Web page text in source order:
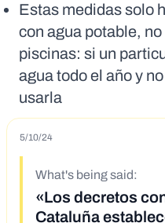
Estas medidas solo
con agua potable,
piscinas: si un
agua todo el año y
usarla
5/10/24
What's being said:
«Los decretos
Cataluña